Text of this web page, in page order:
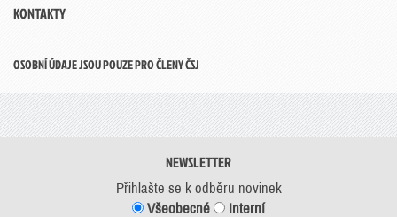
KONTAKTY
OSOBNÍ ÚDAJE JSOU POUZE PRO ČLENY ČSJ
NEWSLETTER
Přihlašte se k odběru novinek
Všeobecné
Interní